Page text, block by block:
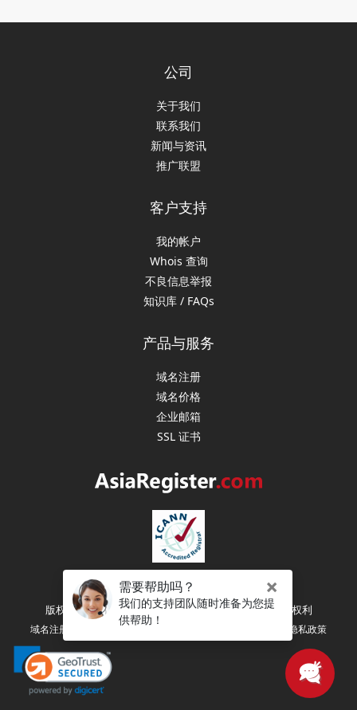
公司
关于我们
联系我们
新闻与资讯
推广联盟
客户支持
我的帐户
Whois 查询
不良信息举报
知识库 / FAQs
产品与服务
域名注册
域名价格
企业邮箱
SSL 证书
版权所有 (C) 2003-2026 亚洲注册（新加坡） 保留所有权利
域名注册协议 注册人权利和义务 隐私政策